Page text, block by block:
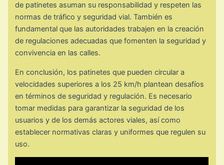
de patinetes asuman su responsabilidad y respeten las
normas de tráfico y seguridad vial. También es
fundamental que las autoridades trabajen en la creación
de regulaciones adecuadas que fomenten la seguridad y
convivencia en las calles.
En conclusión, los patinetes que pueden circular a
velocidades superiores a los 25 km/h plantean desafíos
en términos de seguridad y regulación. Es necesario
tomar medidas para garantizar la seguridad de los
usuarios y de los demás actores viales, así como
establecer normativas claras y uniformes que regulen su
uso.